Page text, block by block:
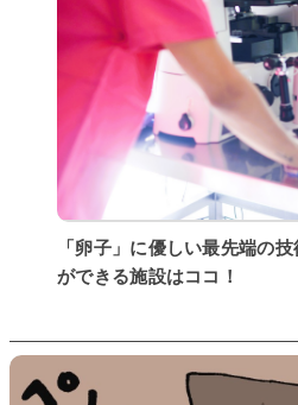
「卵子」に優しい最先端の
ができる施設はココ！